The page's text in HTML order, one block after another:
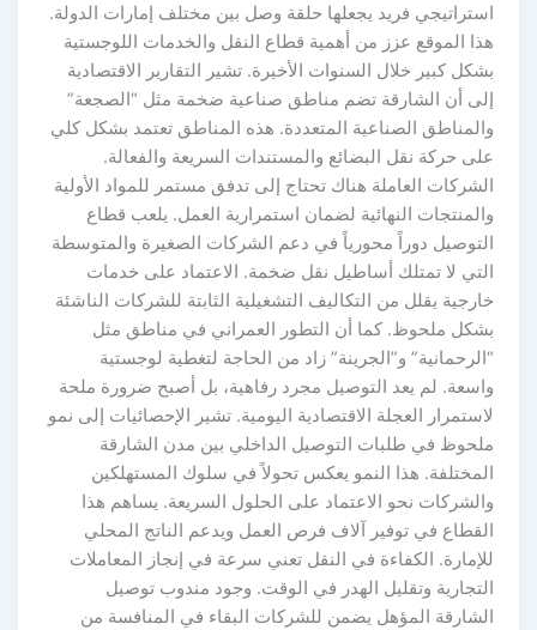
استراتيجي فريد يجعلها حلقة وصل بين مختلف إمارات الدولة.
هذا الموقع عزز من أهمية قطاع النقل والخدمات اللوجستية
بشكل كبير خلال السنوات الأخيرة. تشير التقارير الاقتصادية
إلى أن الشارقة تضم مناطق صناعية ضخمة مثل “الصجعة”
والمناطق الصناعية المتعددة. هذه المناطق تعتمد بشكل كلي
على حركة نقل البضائع والمستندات السريعة والفعالة.
الشركات العاملة هناك تحتاج إلى تدفق مستمر للمواد الأولية
والمنتجات النهائية لضمان استمرارية العمل. يلعب قطاع
التوصيل دوراً محورياً في دعم الشركات الصغيرة والمتوسطة
التي لا تمتلك أساطيل نقل ضخمة. الاعتماد على خدمات
خارجية يقلل من التكاليف التشغيلية الثابتة للشركات الناشئة
بشكل ملحوظ. كما أن التطور العمراني في مناطق مثل
“الرحمانية” و”الجرينة” زاد من الحاجة لتغطية لوجستية
واسعة. لم يعد التوصيل مجرد رفاهية، بل أصبح ضرورة ملحة
لاستمرار العجلة الاقتصادية اليومية. تشير الإحصائيات إلى نمو
ملحوظ في طلبات التوصيل الداخلي بين مدن الشارقة
المختلفة. هذا النمو يعكس تحولاً في سلوك المستهلكين
والشركات نحو الاعتماد على الحلول السريعة. يساهم هذا
القطاع في توفير آلاف فرص العمل ويدعم الناتج المحلي
للإمارة. الكفاءة في النقل تعني سرعة في إنجاز المعاملات
التجارية وتقليل الهدر في الوقت. وجود مندوب توصيل
الشارقة المؤهل يضمن للشركات البقاء في المنافسة من